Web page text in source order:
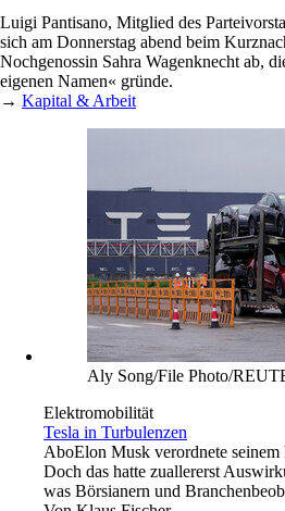
Luigi Pantisano, Mitglied des
sich am Donnerstag abend beim
Nochgenossin Sahra Wagenknecht ab,
eigenen Namen« gründe.
→ Kapital & Arbeit
Aly Song/File Photo/
Elektromobilität
Tesla in Turbulenzen
AboElon Musk verordnete
Doch das hatte zuallererst
was Börsianern und